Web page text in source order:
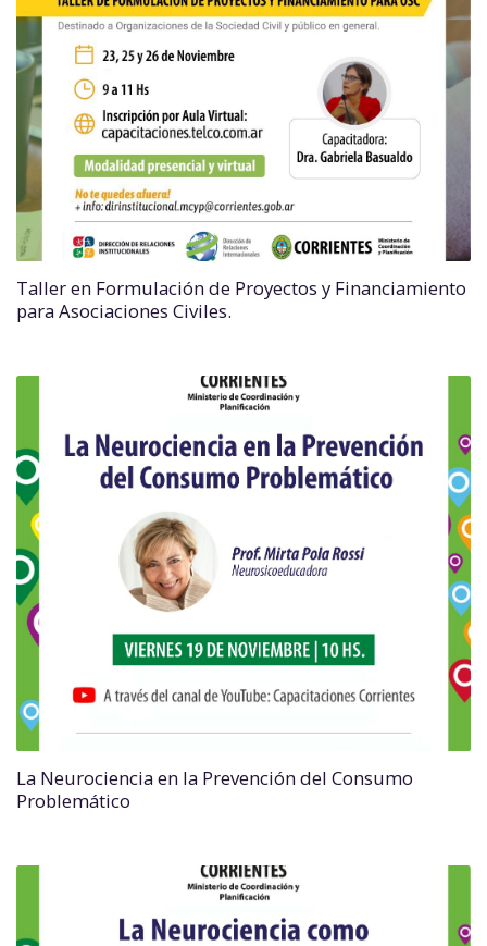
Taller en Formulación de Proyectos y Financiamiento
para Asociaciones Civiles.
La Neurociencia en la Prevención del Consumo
Problemático